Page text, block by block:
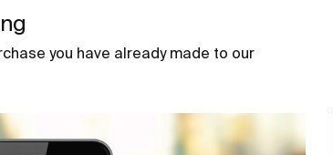
you have already made to our